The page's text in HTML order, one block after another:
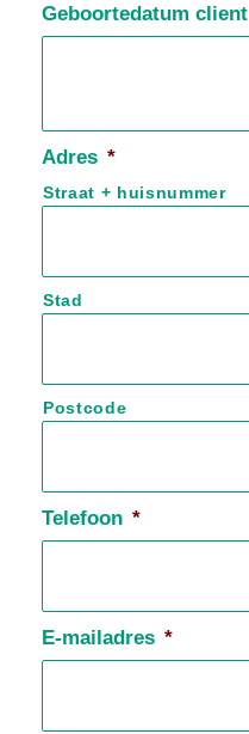
Geboortedatum client
Adres *
Straat + huisnummer
Stad
Postcode
Telefoon *
E-mailadres *